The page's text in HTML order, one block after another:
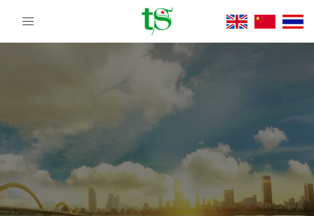
Tour
Du
Bắc
Trường
Sa